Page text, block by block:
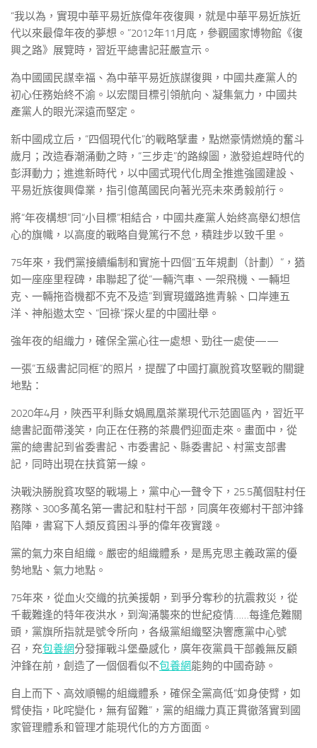
“我以為，實現中華平易近族偉年夜復興，就是中華平易近族近
代以來最偉年夜的夢想。”2012年11月底，參觀國家博物館《復
興之路》展覽時，習近平總書記莊嚴宣示。
為中國國民謀幸福、為中華平易近族謀復興，中國共產黨人的
初心任務始終不渝。以宏闊目標引領航向、凝集氣力，中國共
產黨人的眼光深遠而堅定。
新中國成立后，“四個現代化”的戰略擘畫，點燃豪情燃燒的奮斗
歲月；改造春潮涌動之時，“三步走”的路線圖，激發追趕時代的
彭湃動力；進進新時代，以中國式現代化周全推進強國建設、
平易近族復興偉業，指引億萬國民向著光亮未來勇毅前行。
將“年夜構想”同“小目標”相結合，中國共產黨人始終高舉幻想信
心的旗幟，以高度的戰略自覺篤行不怠，積跬步以致千里。
75年來，我們黨接續編制和實施十四個“五年規劃（計劃）”，猶
如一座座里程碑，串聯起了從“一輛汽車、一架飛機、一輛坦
克、一輛拖沓機都不克不及造”到實現鐵路進青躲、口岸連五
洋、神船遨太空、“回祿”探火星的中國壯舉。
強年夜的組織力，確保全黨心往一處想、勁往一處使——
一張“五級書記同框”的照片，提醒了中國打贏脫貧攻堅戰的關鍵
地點：
2020年4月，陜西平利縣女媧鳳凰茶業現代示范園區內，習近平
總書記面帶淺笑，向正在任務的茶農們迎面走來。畫面中，從
黨的總書記到省委書記、市委書記、縣委書記、村黨支部書
記，同時出現在扶貧第一線。
決戰決勝脫貧攻堅的戰場上，黨中心一聲令下，25.5萬個駐村任
務隊、300多萬名第一書記和駐村干部，同廣年夜鄉村干部沖鋒
陷陣，書寫下人類反貧困斗爭的偉年夜實踐。
黨的氣力來自組織。嚴密的組織體系，是馬克思主義政黨的優
勢地點、氣力地點。
75年來，從血火交織的抗美援朝，到爭分奪秒的抗震救災，從
千載難逢的特年夜洪水，到洶涌襲來的世紀疫情……每逢危難關
頭，黨旗所指就是號令所向，各級黨組織堅決響應黨中心號
召，充包養網分發揮戰斗堡壘感化，廣年夜黨員干部義無反顧
沖鋒在前，創造了一個個看似不包養網能夠的中國奇跡。
自上而下、高效順暢的組織體系，確保全黨高低“如身使臂，如
臂使指，叱咤變化，無有留難”，黨的組織力真正貫徹落實到國
家管理體系和管理才能現代化的方方面面。